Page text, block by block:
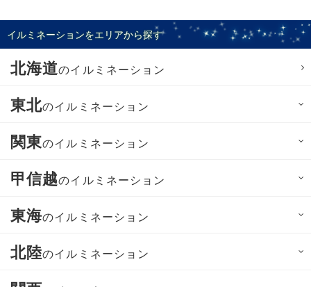
イルミネーションをエリアから探す
北海道のイルミネーション
東北のイルミネーション
関東のイルミネーション
甲信越のイルミネーション
東海のイルミネーション
北陸のイルミネーション